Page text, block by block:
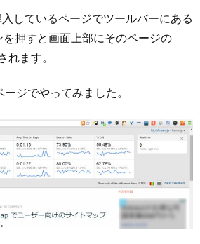
しているページでツールバーにある
を押すと画面上部にそのページの
れます。
ジでやってみました。